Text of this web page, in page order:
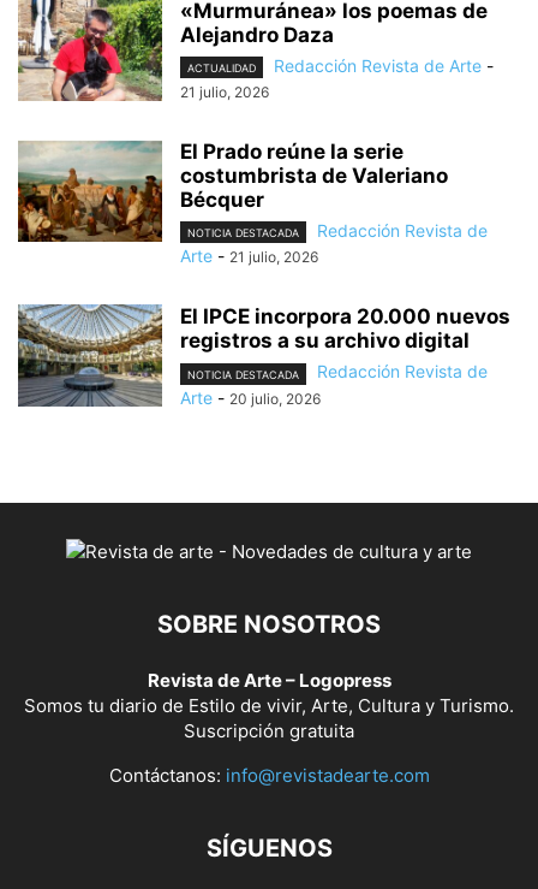
«Murmuránea» los poemas de
Alejandro Daza
ACTUALIDAD Redacción Revista de Arte -
21 julio, 2026
El Prado reúne la serie
costumbrista de Valeriano
Bécquer
NOTICIA DESTACADA
Redacción Revista de
Arte - 21 julio, 2026
El IPCE incorpora 20.000 nuevos
registros a su archivo digital
NOTICIA DESTACADA
Redacción Revista de
Arte - 20 julio, 2026
SOBRE NOSOTROS
Revista de Arte – Logopress
Somos tu diario de Estilo de vivir, Arte, Cultura y Turismo.
Suscripción gratuita
Contáctanos: info@revistadearte.com
SÍGUENOS